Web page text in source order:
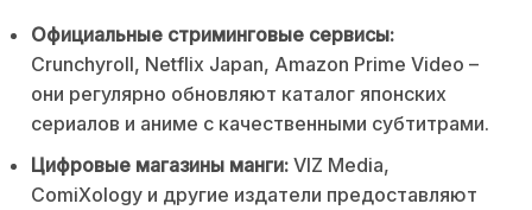
Официальные стриминговые сервисы:
Crunchyroll, Netflix Japan, Amazon Prime Video –
они регулярно обновляют каталог японских
сериалов и аниме с качественными субтитрами.
Цифровые магазины манги: VIZ Media,
ComiXology и другие издатели предоставляют